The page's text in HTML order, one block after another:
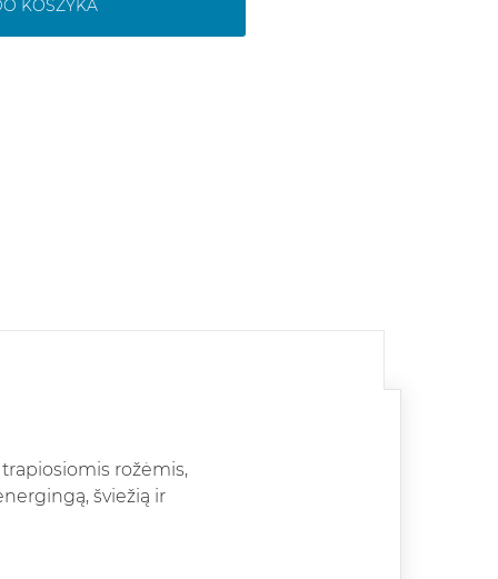
KOSZYKA
rožėmis,
šviežią ir